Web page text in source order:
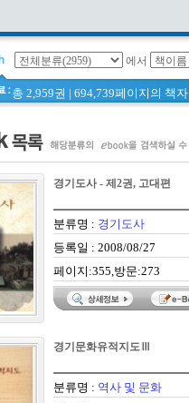
에서
총 2,959권 | 694,739페이지의 책자
경기도사 - 제2권, 고대편
분류명 : 경기도사
등록일 : 2008/08/27
페이지:355,방문:273
경기문화유적지도Ⅲ
분류명 : 역사 및 문화